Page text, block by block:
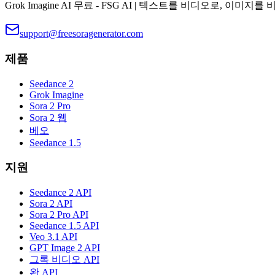
Grok Imagine AI 무료 - FSG AI | 텍스트를 비디오로, 이미지를
support@freesoragenerator.com
제품
Seedance 2
Grok Imagine
Sora 2 Pro
Sora 2 웹
베오
Seedance 1.5
지원
Seedance 2 API
Sora 2 API
Sora 2 Pro API
Seedance 1.5 API
Veo 3.1 API
GPT Image 2 API
그록 비디오 API
완 API